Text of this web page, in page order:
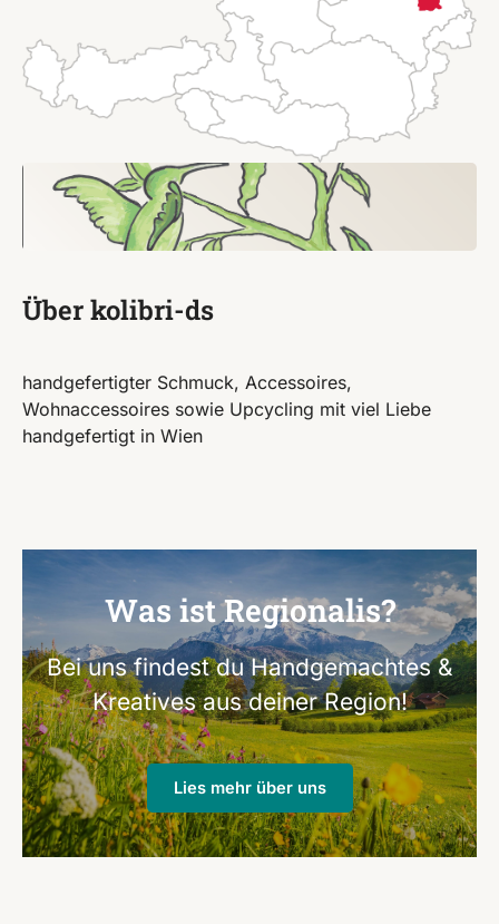
Über kolibri-ds
handgefertigter Schmuck, Accessoires,
Wohnaccessoires sowie Upcycling mit viel Liebe
handgefertigt in Wien
Was ist Regionalis?
Bei uns findest du Handgemachtes &
Kreatives aus deiner Region!
Lies mehr über uns